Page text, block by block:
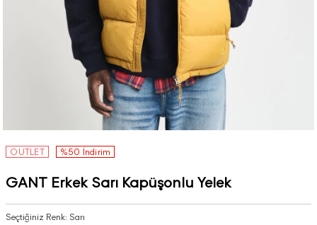
OUTLET %50 İndirim
GANT Erkek Sarı Kapüşonlu Yelek
Seçtiğiniz Renk: Sarı